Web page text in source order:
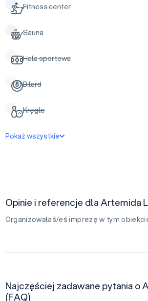
Fitness center
Sauna
Hala sportowa
Bilard
Kręgle
Pokaż wszystkie
Opinie i referencje dla Artemida
Organizowałaś/eś imprezę w tym
Najczęściej zadawane pytania o
(FAQ)